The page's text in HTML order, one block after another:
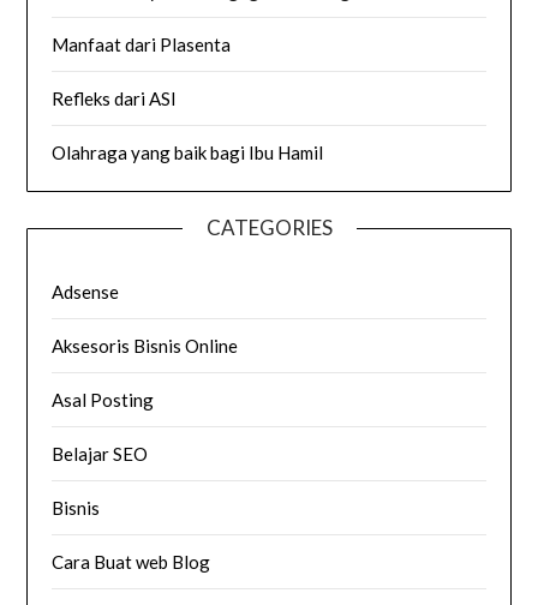
Manfaat dari Plasenta
Refleks dari ASI
Olahraga yang baik bagi Ibu Hamil
CATEGORIES
Adsense
Aksesoris Bisnis Online
Asal Posting
Belajar SEO
Bisnis
Cara Buat web Blog